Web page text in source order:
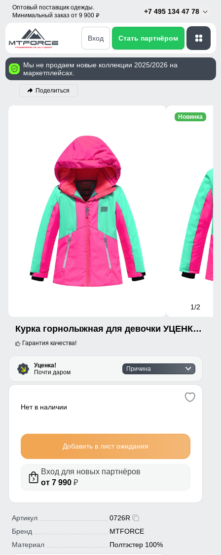
Оптовый поставщик одежды.
Минимальный заказ от 9 900 p
+7 495 134 47 78
Вход Стать партнёром
Мы не продаем новые коллекции 2025/2026 на
маркетплейсах.
Поделиться
1/2
Новинка
Курка горнолыжная для девочки УЦЕНКА розового цвета 0726R
Гарантия качества!
Уценка!
Почти даром
Причина
Нет в наличии
Добавить в лист ожидания
Вход для новых партнёров
от 7 990₽
Артикул
0726R
Бренд
MTFORCE
Материал
Полтэстер 100%